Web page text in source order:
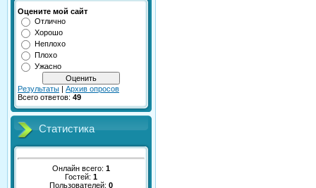
Оцените мой сайт
Отлично
Хорошо
Неплохо
Плохо
Ужасно
Результаты | Архив опросов
Всего ответов: 49
Статистика
Онлайн всего: 1
Гостей: 1
Пользователей: 0